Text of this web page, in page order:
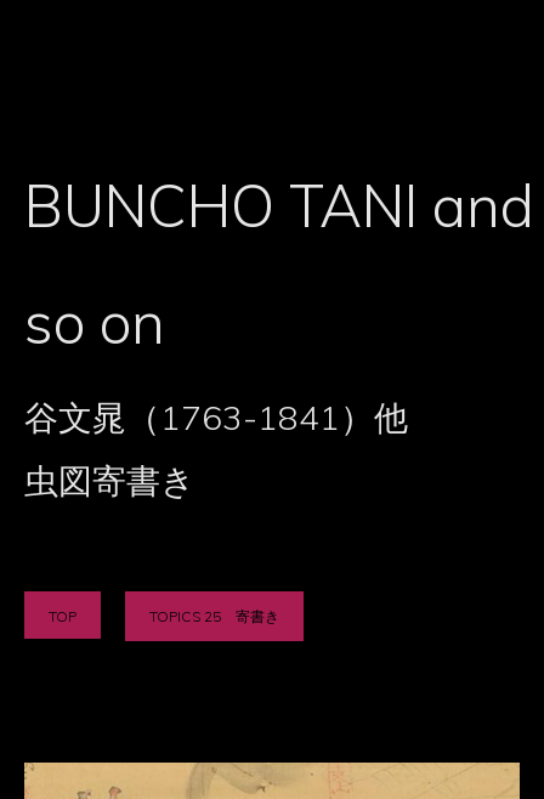
BUNCHO TANI and
so on
谷文晁（1763-1841）他
虫図寄書き
TOP TOPICS 25 寄書き